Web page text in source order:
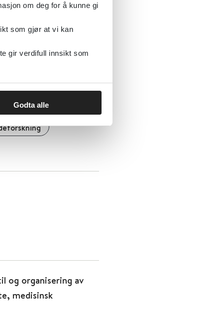
om deg for å kunne gi
som gjør at vi kan
gir verdifull innsikt som
Godta alle
og organisering av
medisinsk